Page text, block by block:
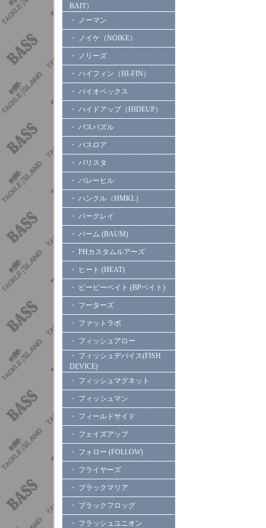
BAIT）
・ ノーマン
・ ノイケ（NOIKE）
・ ノリーズ
・ ハイフィン（HI-FIN）
・ バイオベックス
・ ハイドアップ（HIDEUP）
・ バスパズル
・ バスロア
・ バリスタ
・ バレーヒル
・ ハンクル（HMKL）
・ バークレイ
・ バーム (BAUM)
・ PHカスタムルアーズ
・ ヒート (HEAT)
・ ビーピーベイト (BPベイト)
・ フーターズ
・ ファットラボ
・ フィッシュアロー
・ フィッシュデバイス(FISH
DEVICE)
・ フィッシュマグネット
・ フィッシュマン
・ フィールドサイド
・ フェイズアップ
・ フォロー (FOLLOW)
・ フライヤーズ
・ ブラックマリア
・ ブラックフロッグ
・ フラッシュユニオン